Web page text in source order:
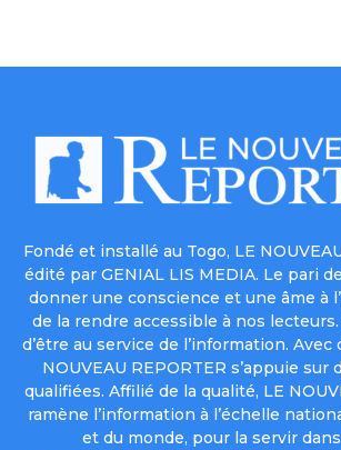
Fondé et installé au Togo, LE
édité par GENIAL LIS MEDIA. Le pari
donner une conscience et une âme à
de la rendre accessible à nos
d’être au service de l’information.
NOUVEAU REPORTER s’appuie sur
qualifiées. Affilié de la qualité, LE
ramène l’information à l’échelle
et du monde, pour la servir